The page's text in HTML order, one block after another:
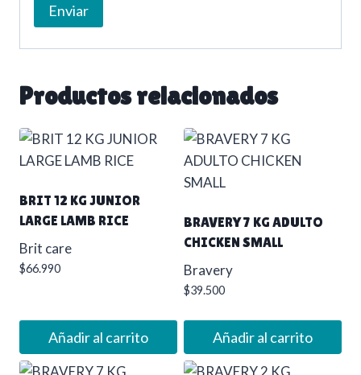
Productos relacionados
BRIT 12 KG JUNIOR
LARGE LAMB RICE
Brit care
$66.990
Añadir al carrito
BRAVERY 7 KG ADULTO
CHICKEN SMALL
Bravery
$39.500
Añadir al carrito